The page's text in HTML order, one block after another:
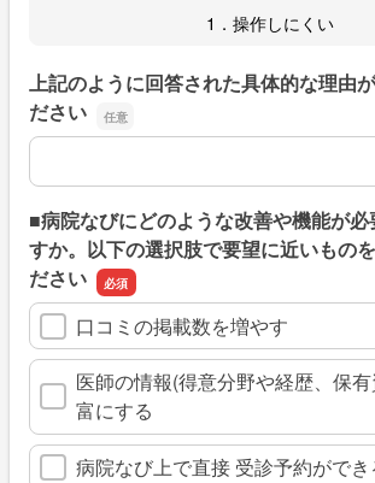
1．操作しにくい
上記のように回答された具体的な理由
ださい
上記のように回答された具体的な理由
■病院なびにどのような改善や機能が必
すか。以下の選択肢で要望に近いもの
ださい
口コミの掲載数を増やす
医師の情報(得意分野や経歴、保
富にする
病院なび上で直接 受診予約ができ